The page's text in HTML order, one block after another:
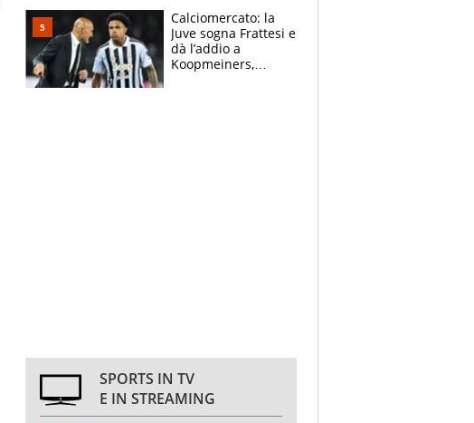
solo 1,4 milioni
all'anno
Calciomercato: la
Juve sogna Frattesi e
dà l’addio a
Koopmeiners,
SPORTS IN TV
E IN STREAMING